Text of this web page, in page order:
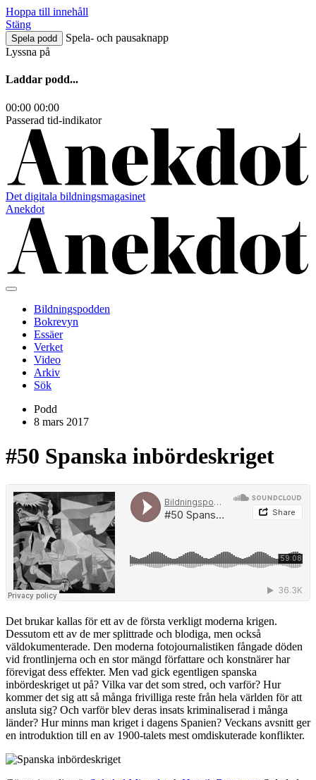
Hoppa till innehåll
Stäng
Spela podd
Spela- och pausaknapp
Lyssna på
Laddar podd...
00:00 00:00
Passerad tid-indikator
Det digitala bildningsmagasinet
Anekdot
Bildningspodden
Bokrevyn
Essäer
Verket
Video
Arkiv
Sök
Podd
8 mars 2017
#50 Spanska inbördeskriget
Det brukar kallas för ett av de första verkligt moderna krigen.
Dessutom ett av de mer splittrade och blodiga, men också
väldokumenterade. Den moderna fotojournalistiken fångade döden
vid frontlinjerna och en stor mängd författare och konstnärer har
förevigat dess effekter. Men vad gick egentligen spanska
inbördeskriget ut på? Vilka var det som stred, och varför? Hur
kommer det sig att så många frivilliga reste från hela världen för att
ansluta sig? Och varför blev deras insats kriminaliserad i många
länder? Hur minns man kriget i dagens Spanien? Veckans avsnitt ger
en introduktion till en av 1900-talets mest omdiskuterade konflikter.